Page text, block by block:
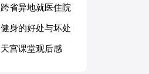
入
跨省异地就医住院
费用直接结算有哪
些省
健身的好处与坏处
盘点
天宫课堂观后感